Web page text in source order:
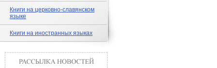
Книги на церковно-славянском
языке
Книги на иностранных языках